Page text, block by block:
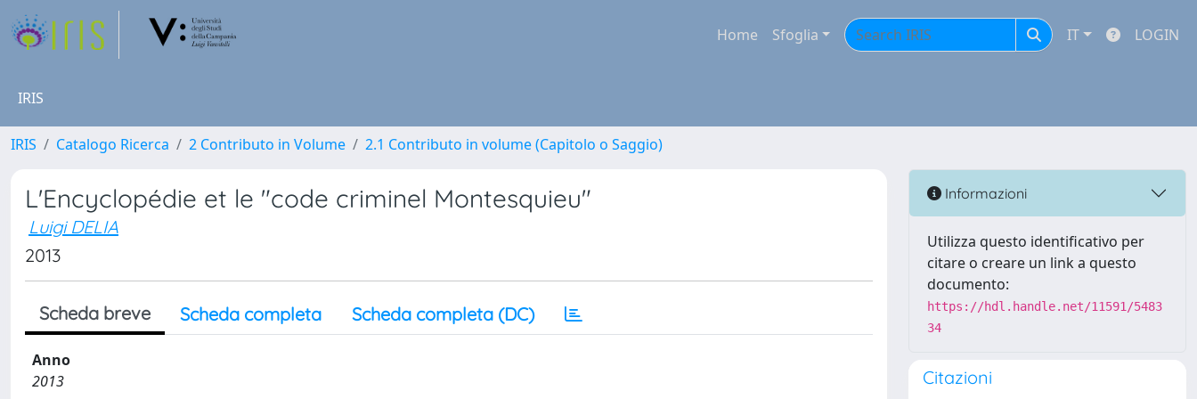
Home Sfoglia IT LOGIN
IRIS
IRIS Catalogo Ricerca 2 Contributo in Volume 2.1 Contributo in volume (Capitolo o Saggio)
L'Encyclopédie et le "code criminel Montesquieu"
Luigi DELIA
2013
Scheda breve Scheda completa Scheda completa (DC)
Anno
2013
Informazioni
Utilizza questo identificativo per
citare o creare un link a questo
documento:
https://hdl.handle.net/11591/5483
34
Citazioni